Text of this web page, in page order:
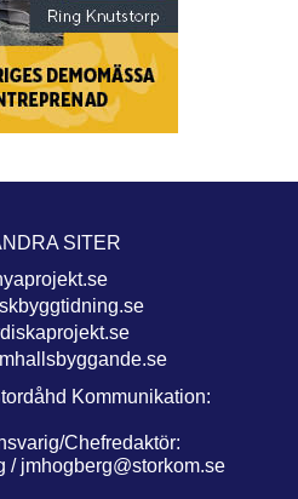
SITER
Kommunikation:
Chefredaktör:
/ jmhogberg@storkom.se